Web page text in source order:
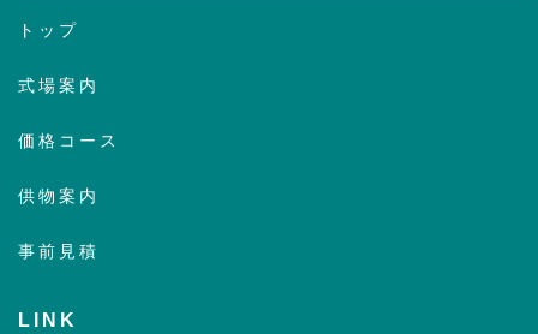
トップ
式場案内
価格コース
供物案内
事前見積
LINK